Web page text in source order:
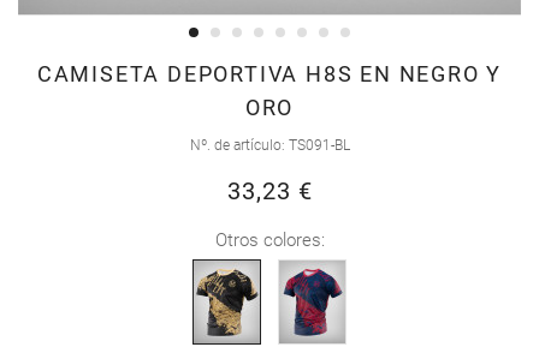
CAMISETA DEPORTIVA H8S EN NEGRO Y
ORO
Nº. de artículo TS091-BL
33,23 €
Otros colores:
Saltar